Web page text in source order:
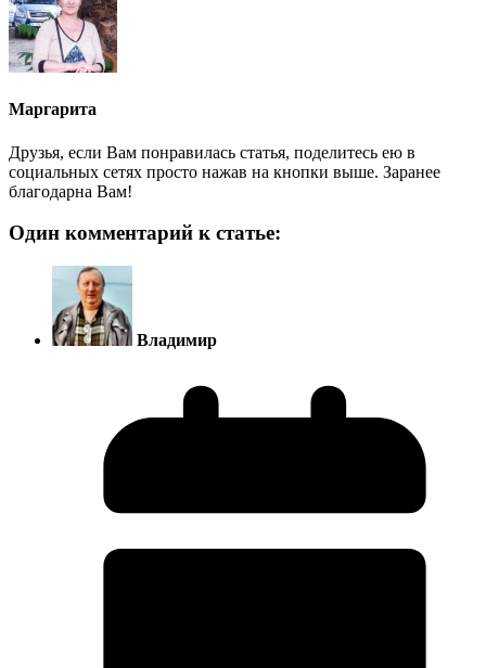
Маргарита
Друзья, если Вам понравилась статья, поделитесь ею в
социальных сетях просто нажав на кнопки выше. Заранее
благодарна Вам!
Один комментарий к статье:
Владимир